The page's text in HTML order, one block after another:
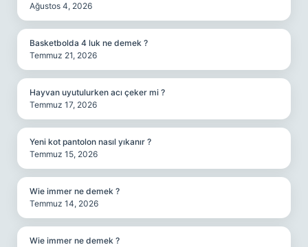
Ağustos 4, 2026
Basketbolda 4 luk ne demek ?
Temmuz 21, 2026
Hayvan uyutulurken acı çeker mi ?
Temmuz 17, 2026
Yeni kot pantolon nasıl yıkanır ?
Temmuz 15, 2026
Wie immer ne demek ?
Temmuz 14, 2026
Wie immer ne demek ?